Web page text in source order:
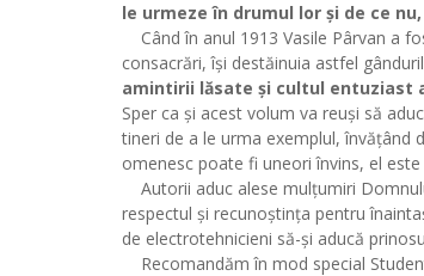
le urmeze în drumul lor și de ce
Când în anul 1913 Vasile Pârvan a
consacrări, își destăinuia astfel
amintirii lăsate și cultul entuziast
Sper ca și acest volum va reuși să
tineri de a le urma exemplul, învățând
omenesc poate fi uneori învins, el
Autorii aduc alese mulțumiri
respectul și recunoștința pentru
de electrotehnicieni să-și aducă
Recomandăm în mod special